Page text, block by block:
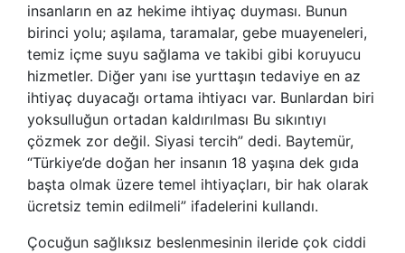
insanların en az hekime ihtiyaç duyması. Bunun
birinci yolu; aşılama, taramalar, gebe muayeneleri,
temiz içme suyu sağlama ve takibi gibi koruyucu
hizmetler. Diğer yanı ise yurttaşın tedaviye en az
ihtiyaç duyacağı ortama ihtiyacı var. Bunlardan biri
yoksulluğun ortadan kaldırılması Bu sıkıntıyı
çözmek zor değil. Siyasi tercih” dedi. Baytemür,
“Türkiye’de doğan her insanın 18 yaşına dek gıda
başta olmak üzere temel ihtiyaçları, bir hak olarak
ücretsiz temin edilmeli” ifadelerini kullandı.
Çocuğun sağlıksız beslenmesinin ileride çok ciddi